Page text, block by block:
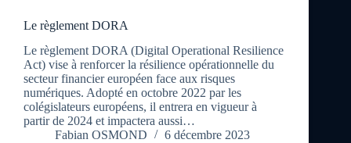
Le règlement DORA
Le règlement DORA (Digital Operational Resilience
Act) vise à renforcer la résilience opérationnelle du
secteur financier européen face aux risques
numériques. Adopté en octobre 2022 par les
colégislateurs européens, il entrera en vigueur à
partir de 2024 et impactera aussi…
Fabian OSMOND
6 décembre 2023